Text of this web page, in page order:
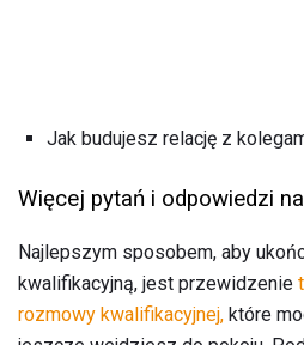
Jak budujesz relację z
Więcej pytań i odpowiedzi
Najlepszym sposobem, aby
kwalifikacyjną, jest przewidzenie
rozmowy kwalifikacyjnej, które